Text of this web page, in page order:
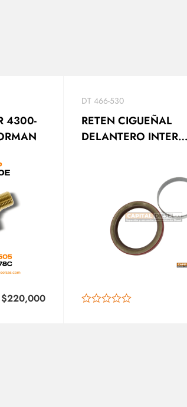
4300-
$220,000
DT 466-530
RETEN CIGUEÑAL
DELANTERO INTER